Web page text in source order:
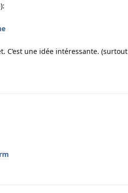
C’est une idée intéressante. (surtout